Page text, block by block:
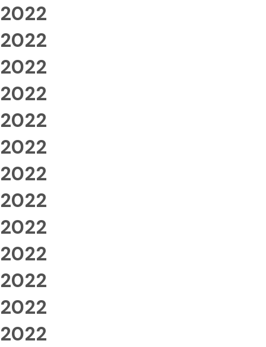
2022
2022
2022
2022
2022
2022
2022
2022
2022
2022
2022
2022
2022